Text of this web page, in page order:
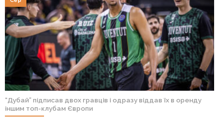
“Дубай” підписав двох гравців і одразу віддав їх в оренду
іншим топ-клубам Європи